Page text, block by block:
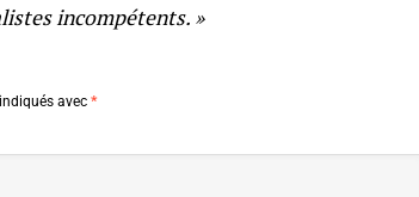
incompétents. »
avec *